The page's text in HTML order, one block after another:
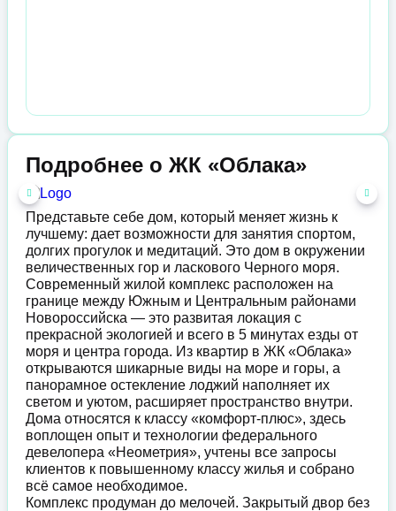
Подробнее о ЖК «Облака»
Представьте себе дом, который меняет жизнь к
лучшему: дает возможности для занятия спортом,
долгих прогулок и медитаций. Это дом в окружении
величественных гор и ласкового Черного моря.
Современный жилой комплекс расположен на
границе между Южным и Центральным районами
Новороссийска — это развитая локация с
прекрасной экологией и всего в 5 минутах езды от
моря и центра города. Из квартир в ЖК «Облака»
открываются шикарные виды на море и горы, а
панорамное остекление лоджий наполняет их
светом и уютом, расширяет пространство внутри.
Дома относятся к классу «комфорт-плюс», здесь
воплощен опыт и технологии федерального
девелопера «Неометрия», учтены все запросы
клиентов к повышенному классу жилья и собрано
всё самое необходимое.
Комплекс продуман до мелочей. Закрытый двор без